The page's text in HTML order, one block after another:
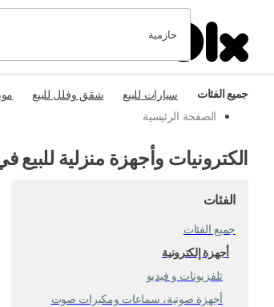
حازمية
جميع الفئات سيارات للبيع شقق وفلل للبيع
الصفحة الرئيسية
الكترونيات وأجهزة منزلية للبيع
الفئات
جميع الفئات
أجهزة إلكترونية
تلفزيونات و فيديو
أجهزة صوتية، سماعات ومكبرات صوت